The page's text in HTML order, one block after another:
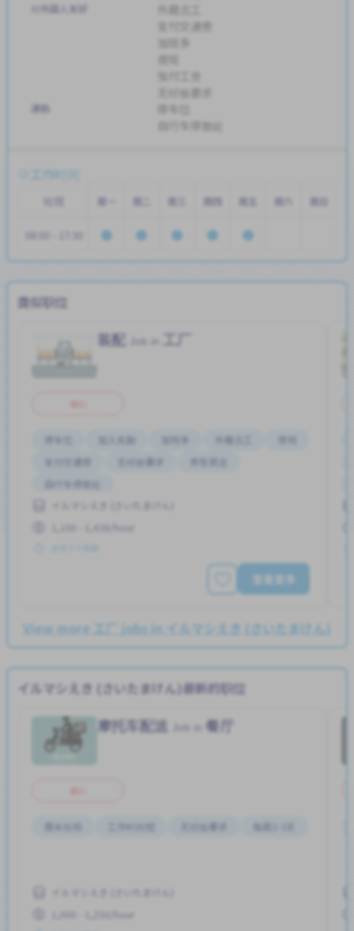
对外国人友好
支付交通费
夜班
无经验要求
通勤
工作时间
周一 周二 周三 周四 周五 周六 周日
类似职位
装配 工厂
兼职
停车位 加入奖励 加班多 外籍员工
支付交通费
无经验要求
男性首选
自行车停放处
イルマシえき (さいたまけん)
1,150 - 1,438/hour
查看更多
View more 工厂 jobs in イルマシえき (さいたまけん)
イルマシえき (さいたまけん)最新的职位
摩托车配送 餐厅
兼职
周末轮班 无经验要求 每周2-3天
イルマシえき (さいたまけん)
1,000 - 1,250/hour